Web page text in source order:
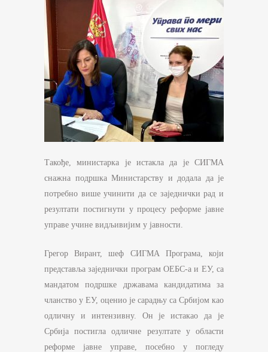
Такође, министарка је истакла да је СИГМА
снажна подршка Министарству и додала да је
потребно више учинити да се заједнички рад и
резултати постигнути у процесу реформе јавне
управе учине видљивијим у јавности.
Грегор Вирант, шеф СИГМА Програма, који
представља заједнички програм ОЕБС-а и ЕУ, са
мандатом подршке државама кандидатима за
чланство у ЕУ, оценио је сарадњу са Србијом као
одличну и интензивну. Он је истакао да је
Србија постигла одличне резултате у области
реформе јавне управе, посебно у погледу